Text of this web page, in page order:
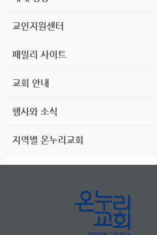
교인지원센터
패밀리 사이트
교회 안내
행사와 소식
지역별 온누리교회